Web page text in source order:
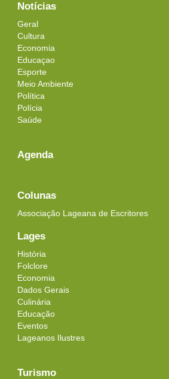
Notícias
Geral
Cultura
Economia
Educaçao
Esporte
Meio Ambiente
Política
Polícia
Saúde
Agenda
Colunas
Associação Lageana de Escritores
Lages
História
Folclore
Economia
Dados Gerais
Culinária
Educação
Eventos
Lageanos Ilustres
Turismo